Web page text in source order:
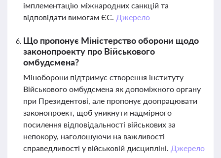
імплементацію міжнародних санкцій та
відповідати вимогам ЄС. Джерело
Що пропонує Міністерство оборони щодо
законопроекту про Військового
омбудсмена?
Міноборони підтримує створення інституту
Військового омбудсмена як допоміжного органу
при Президентові, але пропонує доопрацювати
законопроект, щоб уникнути надмірного
посилення відповідальності військових за
непокору, наголошуючи на важливості
справедливості у військовій дисципліні. Джерело